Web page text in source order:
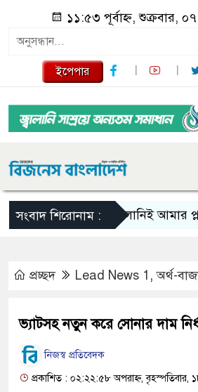
১১:৫৩ পূর্বাহ্ন, শুক্রবার,
ইপেপার
সংবাদ শিরোনাম :স্কালোনিই আমার প্ল্যান
প্রচ্ছদ Lead News 1 ,অর্থ-
ভ্যাটসহ নতুন করে সোনার দাম
নিজস্ব ‍প্রতিবেদক
প্রকাশিত : ০২:২২:৫৮ অপরাহ্ন,